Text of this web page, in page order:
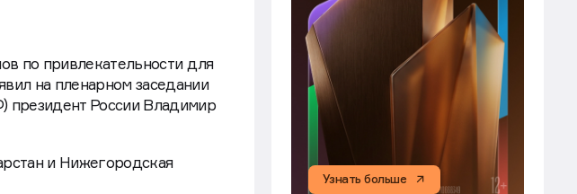
по привлекательности для
на пленарном заседании
президент России Владимир
и Нижегородская
Узнать больше